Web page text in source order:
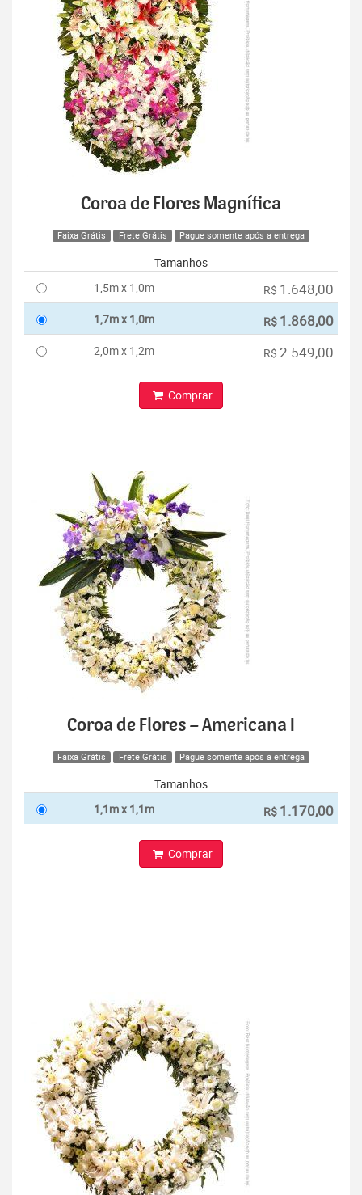
Coroa de Flores Magnífica
Faixa Grátis Frete Grátis Pague somente após a entrega
Tamanhos
1,5m x 1,0m
R$ 1.648,00
1,7m x 1,0m R$ 1.868,00
2,0m x 1,2m R$ 2.549,00
Comprar
Coroa de Flores – Americana I
Faixa Grátis Frete Grátis Pague somente após a entrega
Tamanhos
1,1m x 1,1m
R$ 1.170,00
Comprar